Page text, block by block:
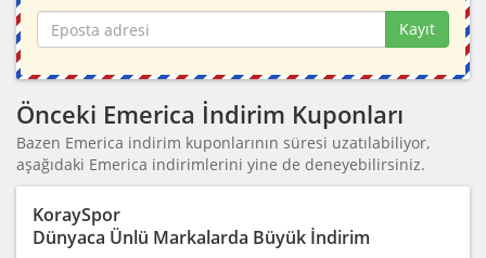
Kayıt
Önceki Emerica İndirim Kuponları
Bazen Emerica indirim kuponlarının süresi uzatılabiliyor,
aşağıdaki Emerica indirimlerini yine de deneyebilirsiniz.
KoraySpor
Dünyaca Ünlü Markalarda Büyük İndirim